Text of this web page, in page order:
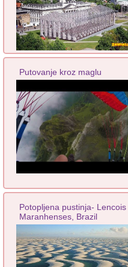
Putovanje kroz maglu
Potopljena pustinja- Lencois
Maranhenses, Brazil